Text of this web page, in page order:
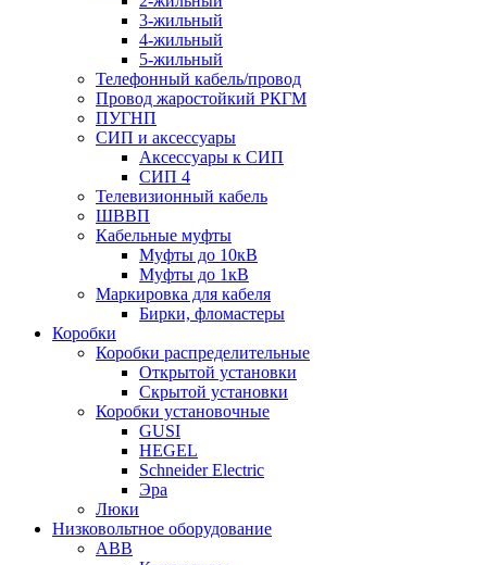
3-жильный
4-жильный
5-жильный
Телефонный кабель/провод
Провод жаростойкий РКГМ
ПУГНП
СИП и аксессуары
Аксессуары к СИП
СИП 4
Телевизионный кабель
ШВВП
Кабельные муфты
Муфты до 10кВ
Муфты до 1кВ
Маркировка для кабеля
Бирки, фломастеры
Коробки
Коробки распределительные
Открытой установки
Скрытой установки
Коробки установочные
GUSI
HEGEL
Schneider Electric
Эра
Люки
Низковольтное оборудование
ABB